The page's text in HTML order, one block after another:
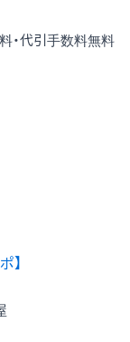
・代引手数料無料
】